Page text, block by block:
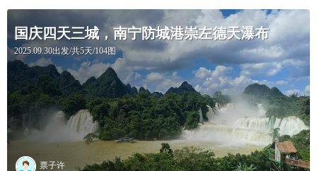
国庆四天三城，南宁防城港崇左德天瀑布
2025.09.30出发/共5天/104图
票子许